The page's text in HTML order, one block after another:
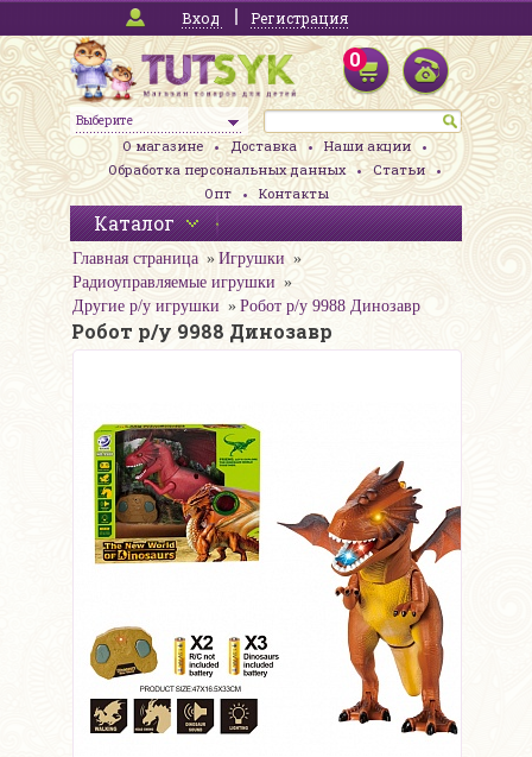
Вход Регистрация
Выберите
0
О магазине Доставка
Наши акции
Обработка персональных данных
Статьи
Опт
Контакты
Каталог
Главная страница
Игрушки
Радиоуправляемые игрушки
Другие р/у игрушки
Робот р/у 9988 Динозавр
Робот р/у 9988 Динозавр